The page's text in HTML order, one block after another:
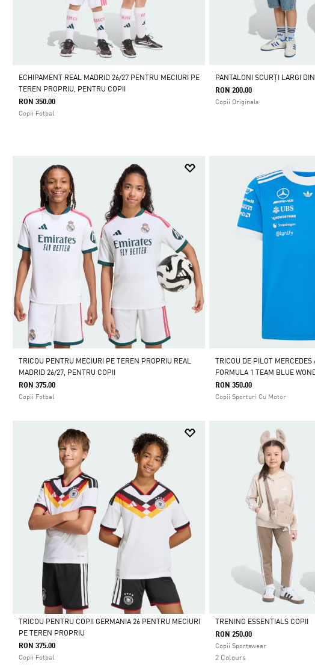
ECHIPAMENT REAL MADRID 26/27 PENTRU MECIURI PE
TEREN PROPRIU, PENTRU COPII
RON 350.00
Copii Fotbal
PANTALONI SCURȚI LARGI
RON 200.00
Copii Originals
TRICOU PENTRU MECIURI PE TEREN PROPRIU REAL
MADRID 26/27, PENTRU COPII
RON 375.00
Copii Fotbal
TRICOU DE PILOT
FORMULA 1 TEAM BLUE
RON 350.00
Copii Sporturi Cu Motor
Da
TRICOU PENTRU COPII GERMANIA 26 PENTRU MECIURI
PE TEREN PROPRIU
RON 375.00
Copii Fotbal
Da
TRENING ESSENTIALS COPII
RON 250.00
Copii Sportswear
2 Colours